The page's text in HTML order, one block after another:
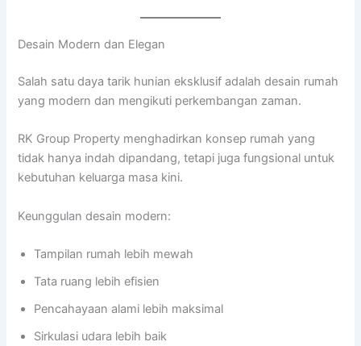
Desain Modern dan Elegan
Salah satu daya tarik hunian eksklusif adalah desain rumah
yang modern dan mengikuti perkembangan zaman.
RK Group Property menghadirkan konsep rumah yang
tidak hanya indah dipandang, tetapi juga fungsional untuk
kebutuhan keluarga masa kini.
Keunggulan desain modern:
Tampilan rumah lebih mewah
Tata ruang lebih efisien
Pencahayaan alami lebih maksimal
Sirkulasi udara lebih baik